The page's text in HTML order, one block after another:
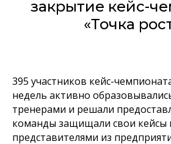
закрытие кейс-
«Точка
395 участников кейс-
недель активно
тренерами и решали
команды защищали свои кейсы
представителями из